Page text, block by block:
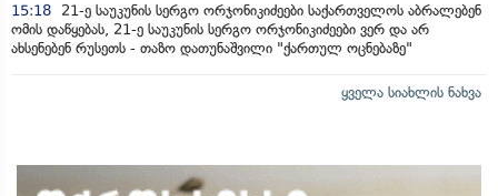
15:18
21-ე საუკუნის სერგო ორჯონიკიძეები საქართველოს აბრალებენ
ომის დაწყებას, 21-ე საუკუნის სერგო ორჯონიკიძეები ვერ და არ
ახსენებენ რუსეთს - თაზო დათუნაშვილი "ქართულ ოცნებაზე"
ყველა სიახლის ნახვა